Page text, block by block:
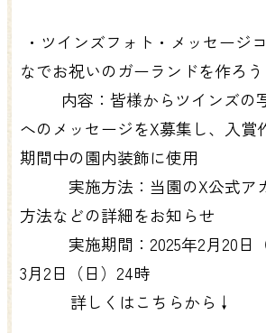
・ツインズフォト・メッセージ
なでお祝いのガーランドを作ろう
内容：皆様からツインズの
へのメッセージをX募集し、入賞
期間中の園内装飾に使用
実施方法：当園のX公式ア
方法などの詳細をお知らせ
実施期間：2025年2月20日（
3月2日（日）24時
詳しくはこちらから↓